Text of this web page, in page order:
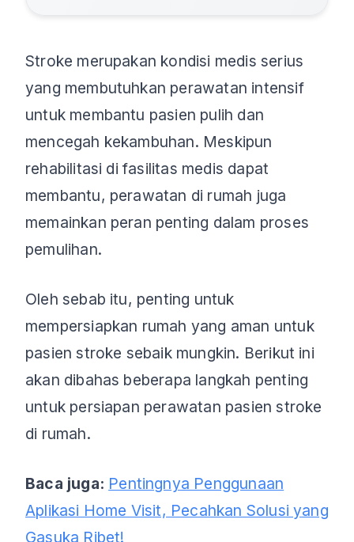
Stroke merupakan kondisi medis serius
yang membutuhkan perawatan intensif
untuk membantu pasien pulih dan
mencegah kekambuhan. Meskipun
rehabilitasi di fasilitas medis dapat
membantu, perawatan di rumah juga
memainkan peran penting dalam proses
pemulihan.
Oleh sebab itu, penting untuk
mempersiapkan rumah yang aman untuk
pasien stroke sebaik mungkin. Berikut ini
akan dibahas beberapa langkah penting
untuk persiapan perawatan pasien stroke
di rumah.
Baca juga: Pentingnya Penggunaan
Aplikasi Home Visit, Pecahkan Solusi yang
Gasuka Ribet!